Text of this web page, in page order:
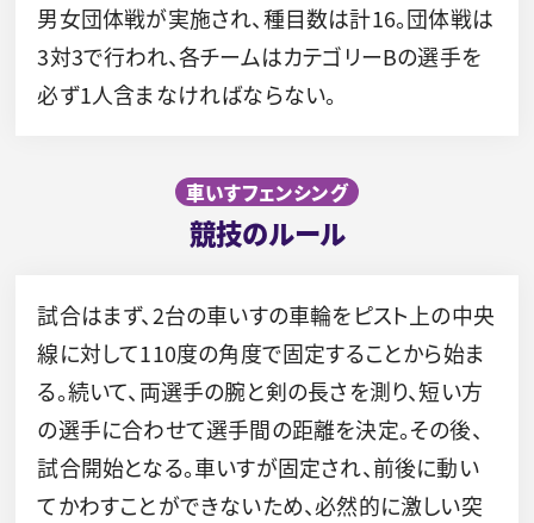
男女団体戦が実施され、種目数は計16。団体戦は
3対3で行われ、各チームはカテゴリーBの選手を
必ず1人含まなければならない。
車いすフェンシング
競技のルール
試合はまず、2台の車いすの車輪をピスト上の中央
線に対して110度の角度で固定することから始ま
る。続いて、両選手の腕と剣の長さを測り、短い方
の選手に合わせて選手間の距離を決定。その後、
試合開始となる。車いすが固定され、前後に動い
てかわすことができないため、必然的に激しい突